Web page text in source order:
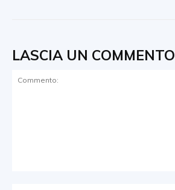
LASCIA UN COMMENTO